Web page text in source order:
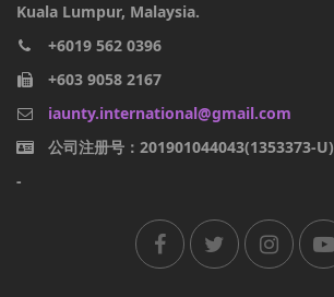
Kuala Lumpur, Malaysia.
+6019 562 0396
+603 9058 2167
iaunty.international@gmail.com
公司注册号：201901044043(1353373-U)
-